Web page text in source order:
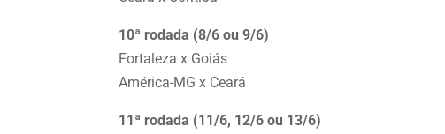
10ª rodada (8/6 ou 9/6)
Fortaleza x Goiás
América-MG x Ceará
11ª rodada (11/6, 12/6 ou 13/6)